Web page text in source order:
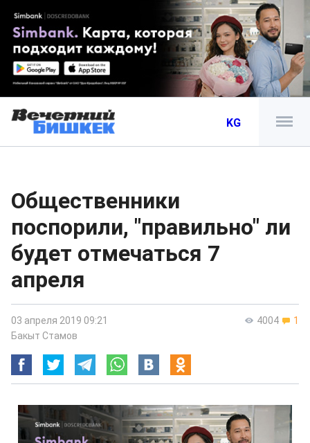
KG
Общественники
поспорили, "правильно" ли
будет отмечаться 7
апреля
4004 1
03 апреля 2019 09:21
Бакыт Стамов